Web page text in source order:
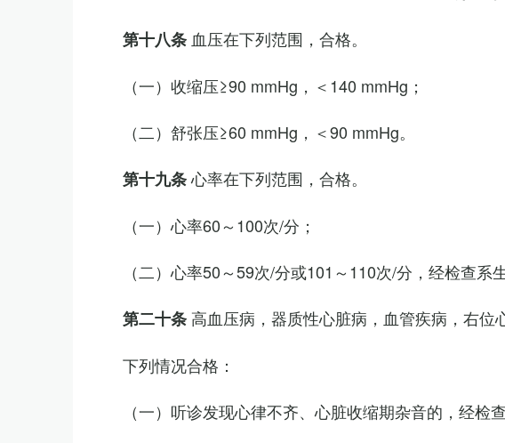
第十八条 血压在下列范围，合格。
（一）收缩压≥90 mmHg，＜140 mmHg；
（二）舒张压≥60 mmHg，＜90 mmHg。
第十九条心率在下列范围，合格。
（一）心率60～100次/分；
（二）心率50～59次/分或101～110次/分，经检查系
第二十条 高血压病，器质性心脏病，血管疾病，右位
下列情况合格：
（一）听诊发现心律不齐、心脏收缩期杂音的，经检